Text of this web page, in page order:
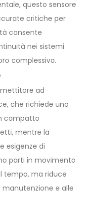
questo sensore
critiche per
consente
nei sistemi
complessivo.
ad
che richiede uno
compatto
mentre la
esigenze di
parti in movimento
tempo, ma riduce
e alle